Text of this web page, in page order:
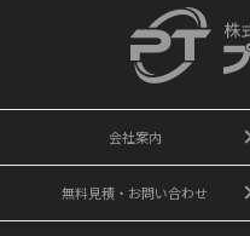
会社案内
無料見積・お問い合わせ